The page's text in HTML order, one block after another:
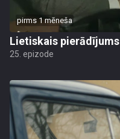
pirms 1 mēneša
Lietiskais pierādījums
25. epizode